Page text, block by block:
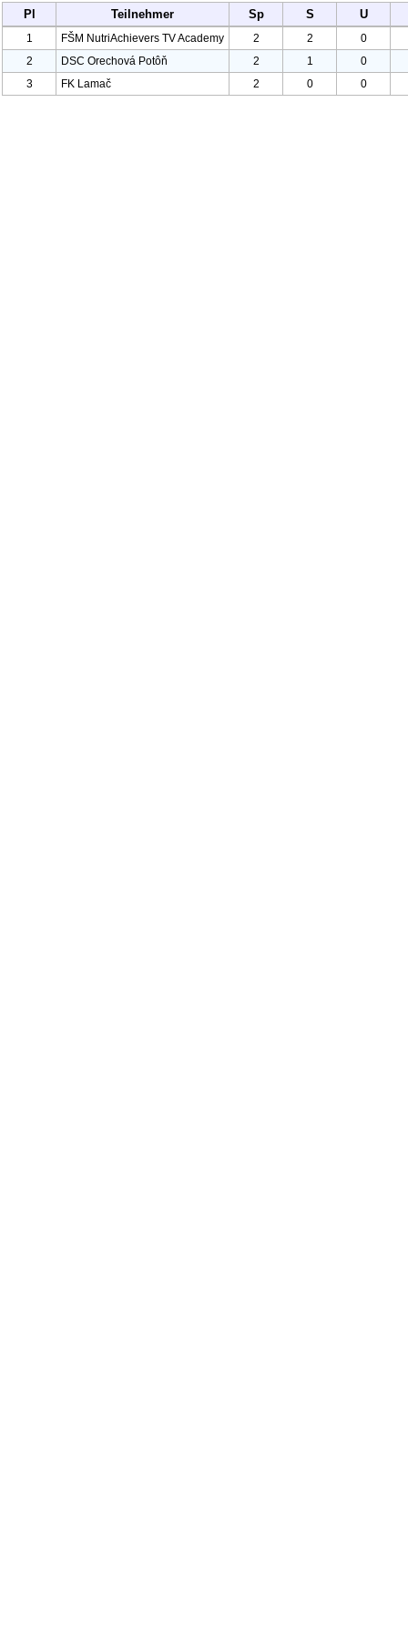
Pl Teilnehmer Sp S U
1 FŠM NutriAchievers TV Academy 2 2
0
2
DSC Orechová Potôň 2 1
0
3
FK Lamač 2 0 0